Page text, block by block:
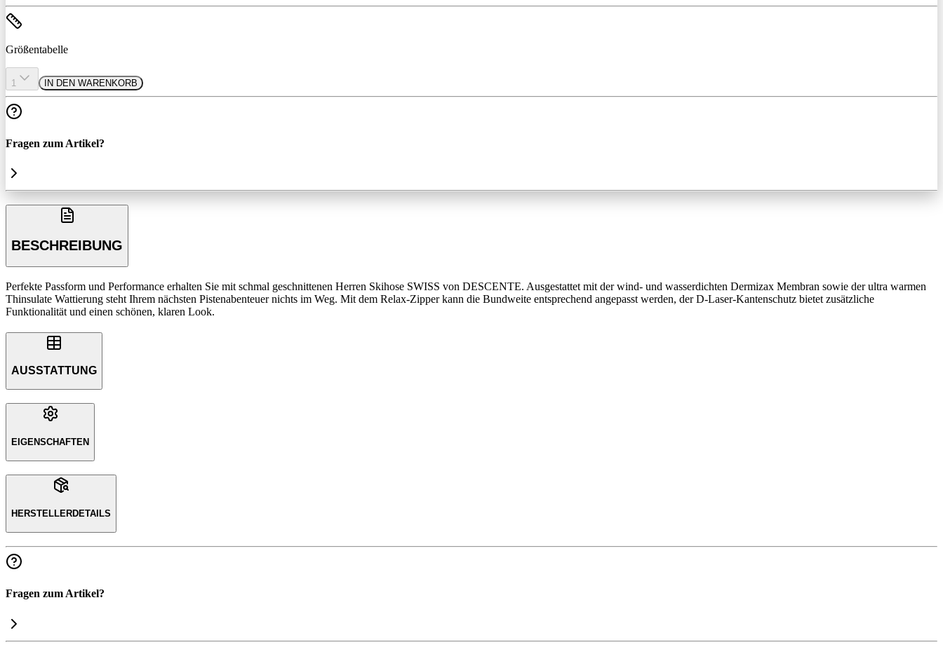
Größentabelle
1 IN DEN WARENKORB
Fragen zum Artikel?
BESCHREIBUNG
Perfekte Passform und Performance erhalten Sie mit schmal geschnittenen Herren Skihose SWISS von DESCENTE. Ausgestattet mit der wind- und wasserdichten Dermizax Membran sowie der ultra warmen
Thinsulate Wattierung steht Ihrem nächsten Pistenabenteuer nichts im Weg. Mit dem Relax-Zipper kann die Bundweite entsprechend angepasst werden, der D-Laser-Kantenschutz bietet zusätzliche
Funktionalität und einen schönen, klaren Look.
AUSSTATTUNG
EIGENSCHAFTEN
HERSTELLERDETAILS
Fragen zum Artikel?